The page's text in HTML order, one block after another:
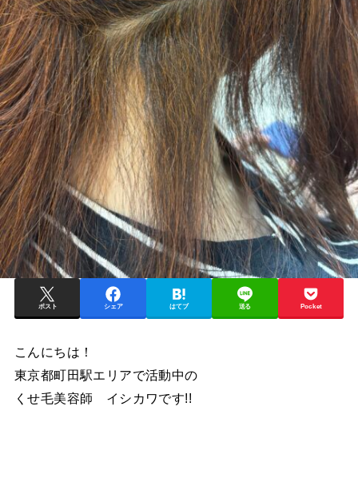
ポスト シェア はてブ 送る Pocket
こんにちは！
東京都町田駅エリアで活動中の
くせ毛美容師 イシカワです!!